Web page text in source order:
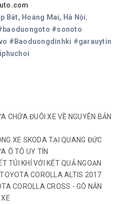
Bát, Hoàng Mai, Hà Nội.
#sonoto
#Baoduongdinhki #garauytin
CHỮA ĐUÔI XE VỀ NGUYÊN BẢN
XE SKODA TẠI QUANG ĐỨC
Ô TÔ UY TÍN
TÚI KHÍ VỚI KẾT QUẢ NGOẠN
COROLLA ALTIS 2017
COROLLA CROSS - GÒ NẮN